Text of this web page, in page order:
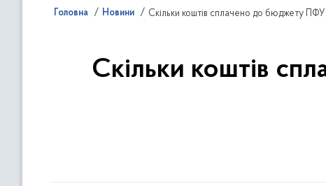
Головна Новини Скільки коштів сплачено до бюджету
Скільки коштів